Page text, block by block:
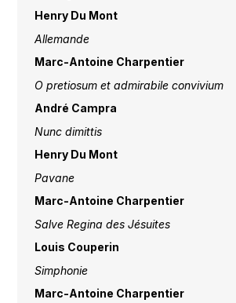
Henry Du Mont
Allemande
Marc-Antoine Charpentier
O pretiosum et admirabile convivium
André Campra
Nunc dimittis
Henry Du Mont
Pavane
Marc-Antoine Charpentier
Salve Regina des Jésuites
Louis Couperin
Simphonie
Marc-Antoine Charpentier